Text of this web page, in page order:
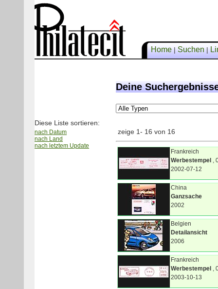
Home|Suchen|
Diese Liste sortieren:
nach Datum
nach Land
nach letztem Update
Deine
zeige 1- 16 von 16
Frankreich
Werbestempel ,
2002-07-12
China
Ganzsache
2002
Belgien
Detailansicht
2006
Frankreich
Werbestempel ,
2003-10-13